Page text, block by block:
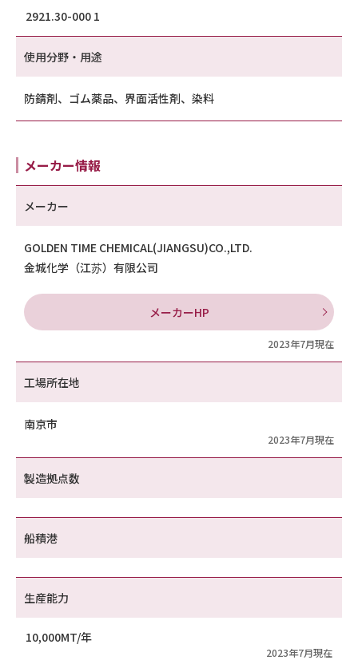
2921.30-000 1
使用分野・用途
防錆剤、ゴム薬品、界面活性剤、染料
メーカー情報
メーカー
GOLDEN TIME CHEMICAL(JIANGSU)CO.,LTD.
金城化学（江苏）有限公司
メーカーHP
2023年7月現在
工場所在地
南京市
2023年7月現在
製造拠点数
船積港
生産能力
10,000MT/年
2023年7月現在